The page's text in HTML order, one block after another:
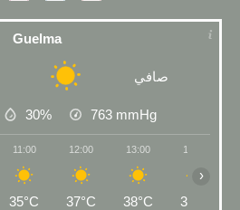
Guelma
صافي
30% 763 mmHg
11:00
35°C
12:00
37°C
13:00
38°C
14:00
39°C
›